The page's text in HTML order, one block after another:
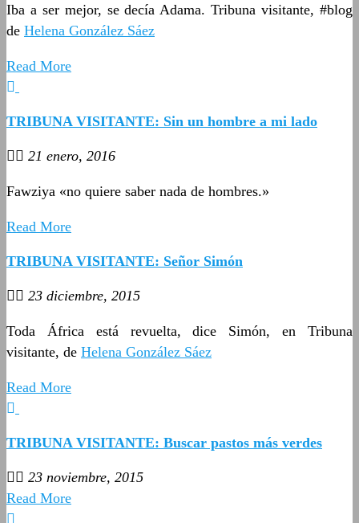
Iba a ser mejor, se decía Adama. Tribuna visitante, #blog
de Helena González Sáez
Read More
TRIBUNA VISITANTE: Sin un hombre a mi lado
21 enero, 2016
Fawziya «no quiere saber nada de hombres.»
Read More
TRIBUNA VISITANTE: Señor Simón
23 diciembre, 2015
Toda África está revuelta, dice Simón, en Tribuna
visitante, de Helena González Sáez
Read More
TRIBUNA VISITANTE: Buscar pastos más verdes
23 noviembre, 2015
Read More